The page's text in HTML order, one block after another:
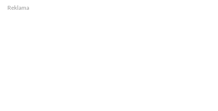
Reklama